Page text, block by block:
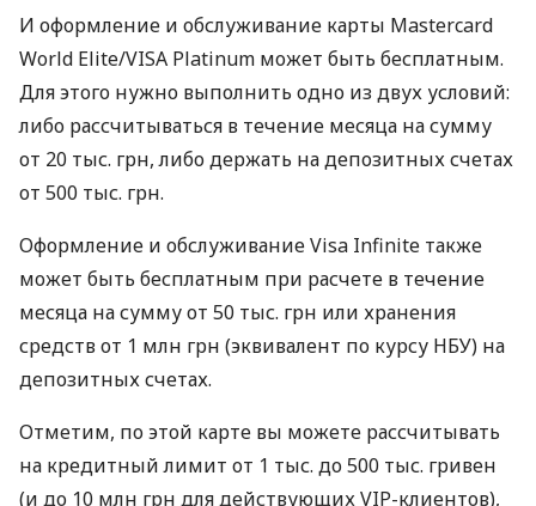
И оформление и обслуживание карты Mastercard
World Elite/VISA Platinum может быть бесплатным.
Для этого нужно выполнить одно из двух условий:
либо рассчитываться в течение месяца на сумму
от 20 тыс. грн, либо держать на депозитных счетах
от 500 тыс. грн.
Оформление и обслуживание Visa Infinite также
может быть бесплатным при расчете в течение
месяца на сумму от 50 тыс. грн или хранения
средств от 1 млн грн (эквивалент по курсу НБУ) на
депозитных счетах.
Отметим, по этой карте вы можете рассчитывать
на кредитный лимит от 1 тыс. до 500 тыс. гривен
(и до 10 млн грн для действующих VIP-клиентов),